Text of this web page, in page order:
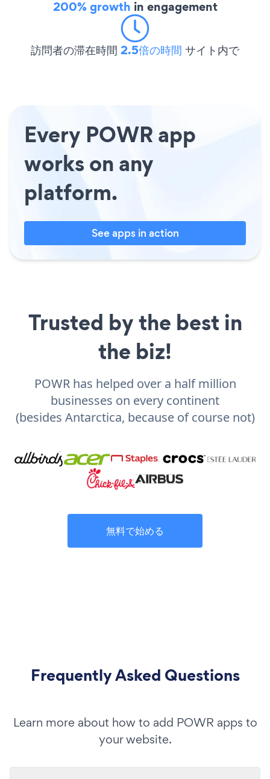
200% growth in engagement
訪問者の滞在時間 2.5倍の時間 サイト内で
Every POWR app
works on any
platform.
See apps in action
Trusted by the best in
the biz!
POWR has helped over a half million
businesses on every continent
(besides Antarctica, because of course not)
無料で始める
Frequently Asked Questions
Learn more about how to add POWR apps to
your website.